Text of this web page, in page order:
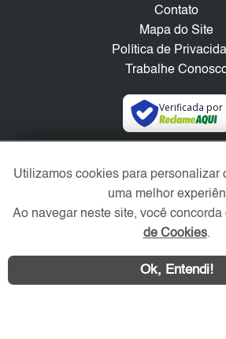
Contato
Mapa do Site
Política de
Trabalhe
Verificada por
Utilizamos cookies para personalizar
uma melhor
Ao navegar neste site, você concorda
de Cookies.
Ok, Entendi!